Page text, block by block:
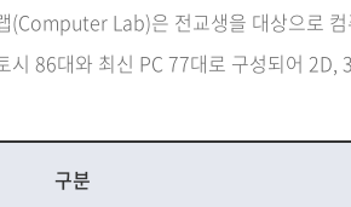
(Computer Lab)은 전교생을 대상으로
시 86대와 최신 PC 77대로 구성되어 2D,
구분